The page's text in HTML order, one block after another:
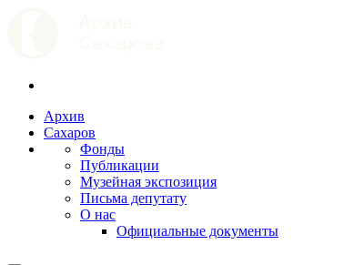
Архив
Сахаров
Фонды
Публикации
Музейная экспозиция
Письма депутату
О нас
Официальные документы